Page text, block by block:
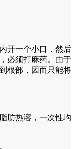
开一个小口，然后
必须打麻药。由于
根部，因而只能将
肪热溶，一次性均